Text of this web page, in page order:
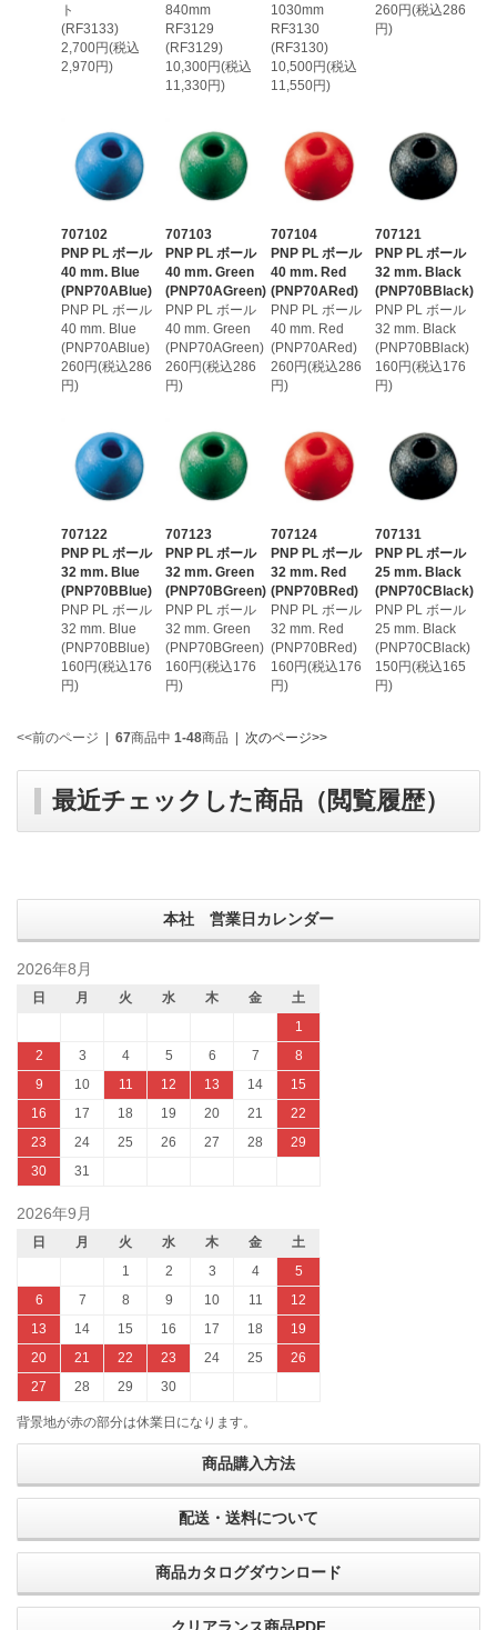
ト
(RF3133)
2,700円(税込
2,970円)
840mm
RF3129
(RF3129)
10,300円(税込
11,330円)
1030mm
RF3130
(RF3130)
10,500円(税込
11,550円)
260円(税込286
円)
707102
PNP PL ボール
40 mm. Blue
(PNP70ABlue)
PNP PL ボール
40 mm. Blue
(PNP70ABlue)
260円(税込286
円)
707103
PNP PL ボール
40 mm. Green
(PNP70AGreen)
PNP PL ボール
40 mm. Green
(PNP70AGreen)
260円(税込286
円)
707104
PNP PL ボール
40 mm. Red
(PNP70ARed)
PNP PL ボール
40 mm. Red
(PNP70ARed)
260円(税込286
円)
707121
PNP PL ボール
32 mm. Black
(PNP70BBlack)
PNP PL ボール
32 mm. Black
(PNP70BBlack)
160円(税込176
円)
707122
PNP PL ボール
32 mm. Blue
(PNP70BBlue)
PNP PL ボール
32 mm. Blue
(PNP70BBlue)
160円(税込176
円)
707123
PNP PL ボール
32 mm. Green
(PNP70BGreen)
PNP PL ボール
32 mm. Green
(PNP70BGreen)
160円(税込176
円)
707124
PNP PL ボール
32 mm. Red
(PNP70BRed)
PNP PL ボール
32 mm. Red
(PNP70BRed)
160円(税込176
円)
707131
PNP PL ボール
25 mm. Black
(PNP70CBlack)
PNP PL ボール
25 mm. Black
(PNP70CBlack)
150円(税込165
円)
<<前のページ | 67商品中 1-48商品 | 次のページ>>
最近チェックした商品（閲覧履歴）
本社 営業日カレンダー
2026年8月
日 月 火 水 木 金
土
1
2
3 4 5 6 7
8
9
10 11 12 13 14
15
16
17 18 19 20 21
22
23
24 25 26 27 28
29
30
31
2026年9月
日 月 火 水 木 金
土
1
2 3 4
5
6
7 8 9 10 11
12
13
14 15 16 17 18
19
20
21 22 23 24 25
26
27
28 29 30
背景地が赤の部分は休業日になります。
商品購入方法
配送・送料について
商品カタログダウンロード
クリアランス商品PDF